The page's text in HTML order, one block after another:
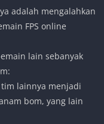
adalah mengalahkan
FPS online
lain sebanyak
lainnya menjadi
bom, yang lain